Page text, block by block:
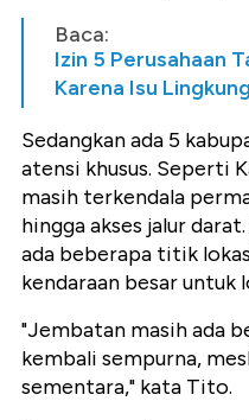
Baca:
Izin 5 Perusahaan
Karena Isu
Sedangkan ada 5
atensi khusus. Seperti
masih terkendala
hingga akses jalur
ada beberapa titik
kendaraan besar untuk
"Jembatan masih ada
kembali sempurna,
sementara," kata Tito.